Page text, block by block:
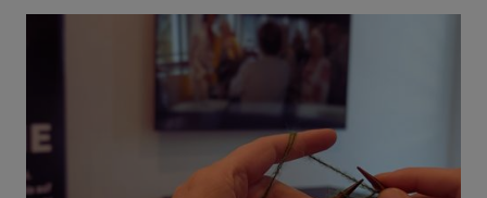
Psychothriller und Gestricktes